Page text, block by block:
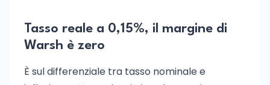
Tasso reale a 0,15%, il margine di
Warsh è zero
È sul differenziale tra tasso nominale e